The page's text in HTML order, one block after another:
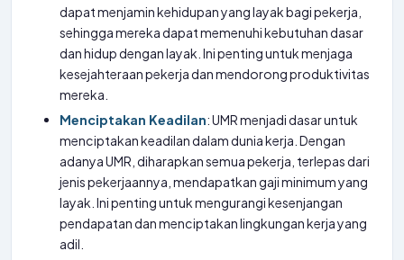
dapat menjamin kehidupan yang layak bagi pekerja,
sehingga mereka dapat memenuhi kebutuhan dasar
dan hidup dengan layak. Ini penting untuk menjaga
kesejahteraan pekerja dan mendorong produktivitas
mereka.
Menciptakan Keadilan: UMR menjadi dasar untuk
menciptakan keadilan dalam dunia kerja. Dengan
adanya UMR, diharapkan semua pekerja, terlepas dari
jenis pekerjaannya, mendapatkan gaji minimum yang
layak. Ini penting untuk mengurangi kesenjangan
pendapatan dan menciptakan lingkungan kerja yang
adil.